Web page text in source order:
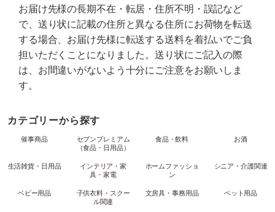
お届け先様の長期不在・転居・住所不明・誤記など
で、送り状に記載の住所と異なる住所にお荷物を転送
する場合、お届け先様に転送する送料を着払いでご負
担いただくことになりました。送り状にご記入の際
は、お間違いがないよう十分にご注意をお願いしま
す。
カテゴリーから探す
催事商品
セブンプレミアム
（食品・日用品）
食品・飲料 お酒
生活雑貨・日用品
インテリア・家
具・家電
ホームファッショ
ン
シニア・介護関連
ベビー用品
子供衣料・スクー
ル関連
文房具・事務用品 ペット用品